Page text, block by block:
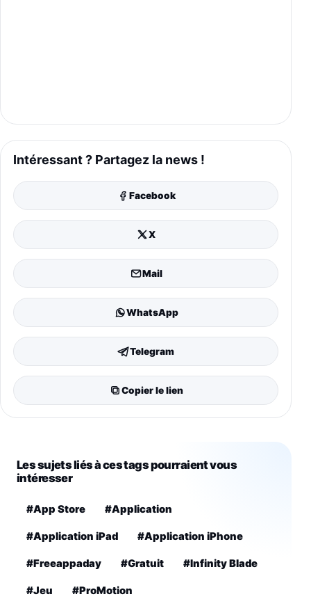
Intéressant ? Partagez la news !
Facebook
X
Mail
WhatsApp
Telegram
Copier le lien
Les sujets liés à ces tags pourraient vous
intéresser
#App Store #Application
#Application iPad #Application iPhone
#Freeappaday #Gratuit #Infinity Blade
#Jeu #ProMotion